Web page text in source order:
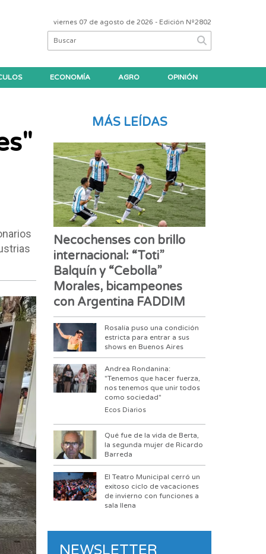
viernes 07 de agosto de 2026 - Edición Nº2802
ECONOMÍA AGRO OPINIÓN
MÁS LEÍDAS
Necochenses con brillo
internacional: “Toti”
Balquín y “Cebolla”
Morales, bicampeones
con Argentina FADDIM
Rosalía puso una condición
estricta para entrar a sus
shows en Buenos Aires
Andrea Rondanina:
"Tenemos que hacer fuerza,
nos tenemos que unir todos
como sociedad"
Ecos Diarios
Qué fue de la vida de Berta,
la segunda mujer de Ricardo
Barreda
El Teatro Municipal cerró un
exitoso ciclo de vacaciones
de invierno con funciones a
sala llena
NEWSLETTER